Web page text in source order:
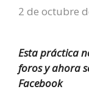
2 de octubre
Esta práctica
foros y ahora
Facebook